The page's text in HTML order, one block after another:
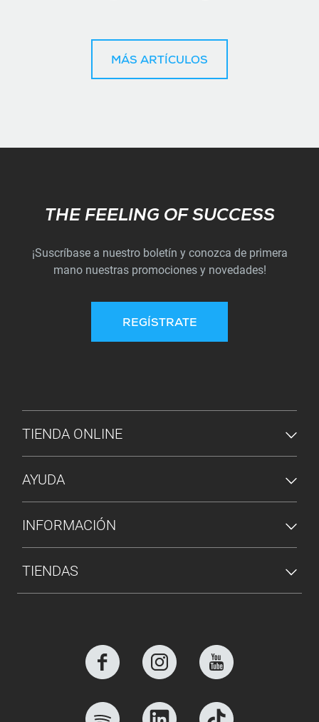
MÁS ARTÍCULOS
Subscribe
THE FEELING OF SUCCESS
¡Suscríbase a nuestro boletín y conozca de primera
mano nuestras promociones y novedades!
REGÍSTRATE
MENÚ DE PIE DE PÁGINA
TIENDA ONLINE
AYUDA
INFORMACIÓN
TIENDAS